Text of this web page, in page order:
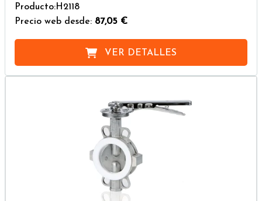
Producto:H2118
Precio web desde: 87,05 €
VER DETALLES